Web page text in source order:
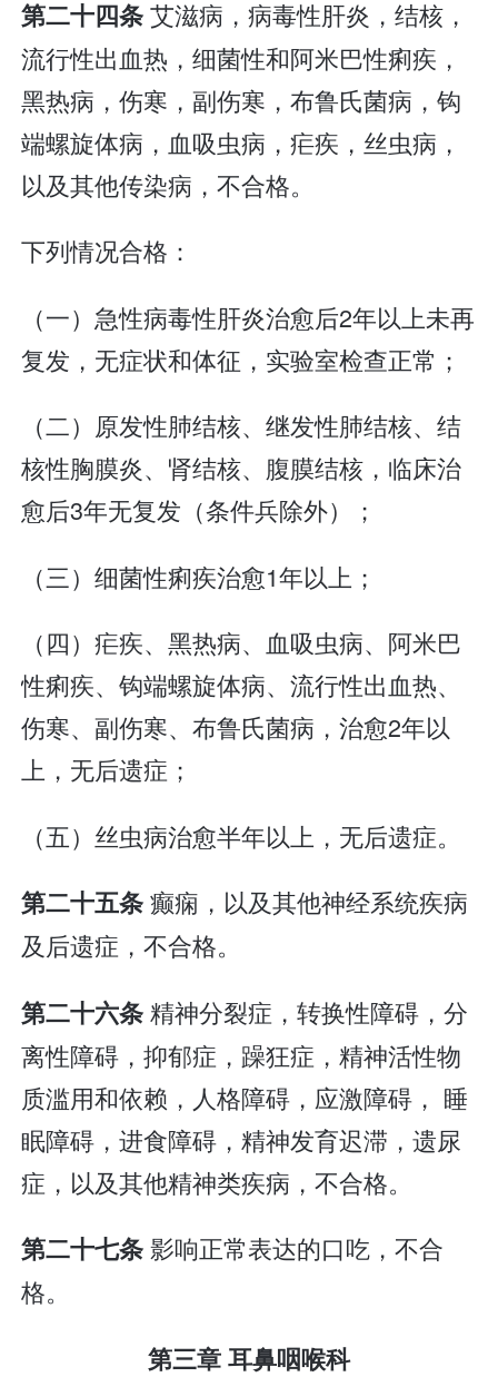
第二十四条艾滋病，病毒性肝炎，结核，
流行性出血热，细菌性和阿米巴性痢疾，
黑热病，伤寒，副伤寒，布鲁氏菌病，钩
端螺旋体病，血吸虫病，疟疾，丝虫病，
以及其他传染病，不合格。
下列情况合格：
（一）急性病毒性肝炎治愈后2年以上未再
复发，无症状和体征，实验室检查正常；
（二）原发性肺结核、继发性肺结核、结
核性胸膜炎、肾结核、腹膜结核，临床治
愈后3年无复发（条件兵除外）；
（三）细菌性痢疾治愈1年以上；
（四）疟疾、黑热病、血吸虫病、阿米巴
性痢疾、钩端螺旋体病、流行性出血热、
伤寒、副伤寒、布鲁氏菌病，治愈2年以
上，无后遗症；
（五）丝虫病治愈半年以上，无后遗症。
第二十五条癫痫，以及其他神经系统疾病
及后遗症，不合格。
第二十六条精神分裂症，转换性障碍，分
离性障碍，抑郁症，躁狂症，精神活性物
质滥用和依赖，人格障碍，应激障碍， 睡
眠障碍，进食障碍，精神发育迟滞，遗尿
症，以及其他精神类疾病，不合格。
第二十七条影响正常表达的口吃，不合
格。
第三章 耳鼻咽喉科